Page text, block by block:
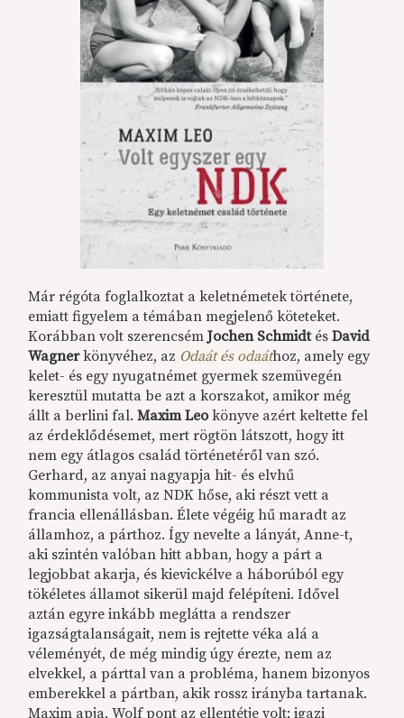
Már régóta foglalkoztat a keletnémetek története,
emiatt figyelem a témában megjelenő köteteket.
Korábban volt szerencsémJochen SchmidtésDavid
Wagnerkönyvéhez, az Odaát és odaáthoz, amely egy
kelet- és egy nyugatnémet gyermek szemüvegén
keresztül mutatta be azt a korszakot, amikor még
állt a berlini fal.Maxim Leokönyve azért keltette fel
az érdeklődésemet, mert rögtön látszott, hogy itt
nem egy átlagos család történetéről van szó.
Gerhard, az anyai nagyapja hit- és elvhű
kommunista volt, az NDK hőse, aki részt vett a
francia ellenállásban. Élete végéig hű maradt az
államhoz, a párthoz. Így nevelte a lányát, Anne-t,
aki szintén valóban hitt abban, hogy a párt a
legjobbat akarja, és kievickélve a háborúból egy
tökéletes államot sikerül majd felépíteni. Idővel
aztán egyre inkább meglátta a rendszer
igazságtalanságait, nem is rejtette véka alá a
véleményét, de még mindig úgy érezte, nem az
elvekkel, a párttal van a probléma, hanem bizonyos
emberekkel a pártban, akik rossz irányba tartanak.
Maxim apja, Wolf pont az ellentétje volt: igazi